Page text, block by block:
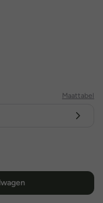
Maattabel